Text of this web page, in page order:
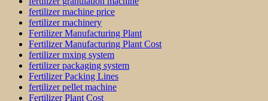
fertilizer machine price
fertilizer machinery
Fertilizer Manufacturing Plant
Fertilizer Manufacturing Plant Cost
fertilizer mxing system
fertilizer packaging system
Fertilizer Packing Lines
fertilizer pellet machine
Fertilizer Plant Cost